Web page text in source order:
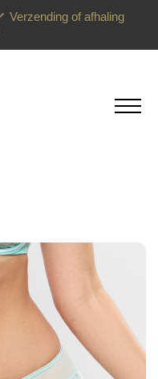
Verzending of afhaling